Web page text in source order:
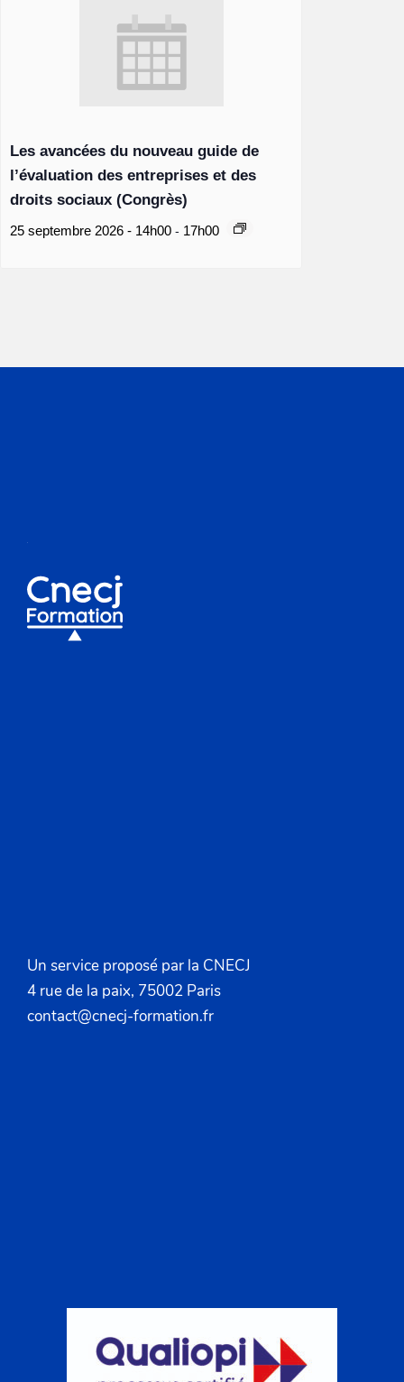
Les avancées du nouveau guide de
l’évaluation des entreprises et des
droits sociaux (Congrès)
25 septembre 2026 - 14h00 - 17h00
Un service proposé par la CNECJ
4 rue de la paix, 75002 Paris
contact@cnecj-formation.fr